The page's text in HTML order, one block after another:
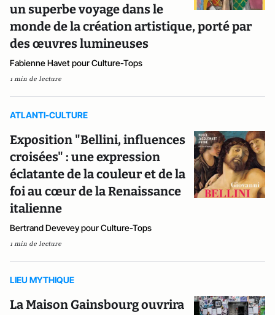
un superbe voyage dans le
monde de la création artistique, porté par
des œuvres lumineuses
Fabienne Havet pour Culture-Tops
1 min de lecture
ATLANTI-CULTURE
Exposition "Bellini, influences
croisées" : une expression
éclatante de la couleur et de la
foi au cœur de la Renaissance
italienne
Bertrand Devevey pour Culture-Tops
1 min de lecture
LIEU MYTHIQUE
La Maison Gainsbourg ouvrira